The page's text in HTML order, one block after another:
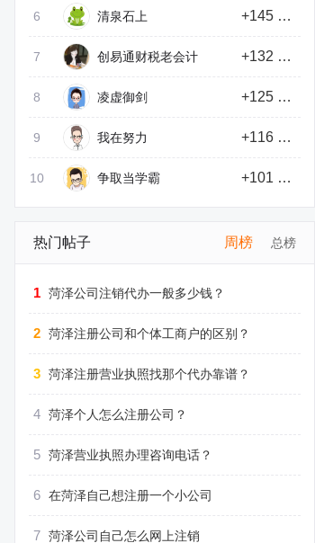
6 清泉石上 +145 积分
7 创易通财税老会计 +132 积分
8 凌虚御剑 +125 积分
9 我在努力 +116 积分
10 争取当学霸 +101 积分
热门帖子 周榜 总榜
1 菏泽公司注销代办一般多少钱？
2 菏泽注册公司和个体工商户的区别？
3 菏泽注册营业执照找那个代办靠谱？
4 菏泽个人怎么注册公司？
5 菏泽营业执照办理咨询电话？
6 在菏泽自己想注册一个小公司
7 菏泽公司自己怎么网上注销